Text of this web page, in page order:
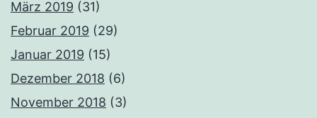
März 2019 (31)
Februar 2019 (29)
Januar 2019 (15)
Dezember 2018 (6)
November 2018 (3)